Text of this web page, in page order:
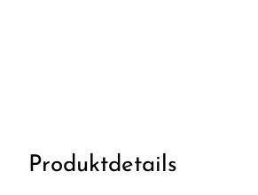
Produktdetails